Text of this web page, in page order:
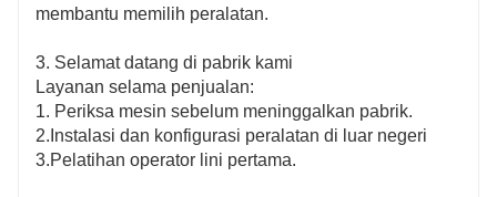
membantu memilih peralatan.
3. Selamat datang di pabrik kami
Layanan selama penjualan:
1. Periksa mesin sebelum meninggalkan pabrik.
2.Instalasi dan konfigurasi peralatan di luar negeri
3.Pelatihan operator lini pertama.